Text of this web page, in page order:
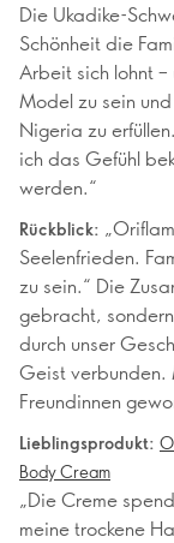
Die Ukadike-
Schönheit die
Arbeit sich lohnt
Model zu sein
Nigeria zu
ich das Gefühl
werden.“
Rückblick:
Seelenfrieden.
zu sein.“ Die
gebracht,
durch unser
Geist verbunden.
Freundinnen
Lieblingsprodukt:
Body Cream
„Die Creme
meine trockene